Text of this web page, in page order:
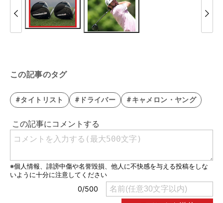
この記事のタグ
#タイトリスト #ドライバー #キャメロン・ヤング